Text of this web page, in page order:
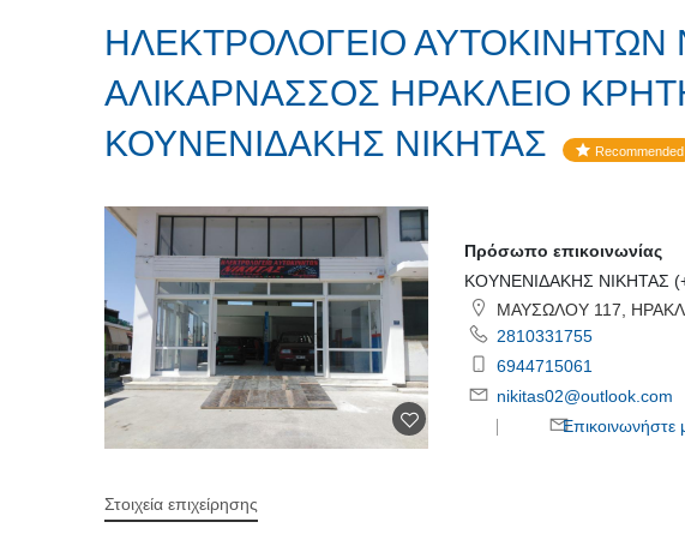
ΗΛΕΚΤΡΟΛΟΓΕΙΟ ΑΥΤΟΚΙΝΗΤΩΝ
ΑΛΙΚΑΡΝΑΣΣΟΣ ΗΡΑΚΛΕΙΟ
ΚΟΥΝΕΝΙΔΑΚΗΣ ΝΙΚΗΤΑΣ
Recommended
Πρόσωπο επικοινωνίας
ΚΟΥΝΕΝΙΔΑΚΗΣ ΝΙΚΗΤΑΣ
ΜΑΥΣΩΛΟΥ 117,
2810331755
6944715061
nikitas02@outlook.com
Επικοινωνήστε
Στοιχεία επιχείρησης